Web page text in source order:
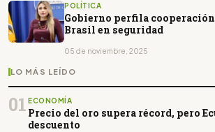
POLÍTICA
Gobierno perfila cooperación
Brasil en seguridad
05 de noviembre, 2025
LO MÁS LEÍDO
01 ECONOMÍA
Precio del oro supera récord, pero
descuento